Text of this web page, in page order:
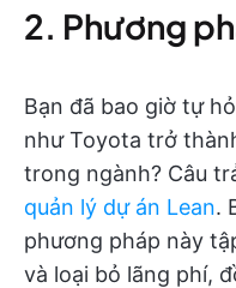
2. Phương
Bạn đã bao giờ tự
như Toyota trở
trong ngành? Câu
quản lý dự án Lean.
phương pháp này
và loại bỏ lãng phí,